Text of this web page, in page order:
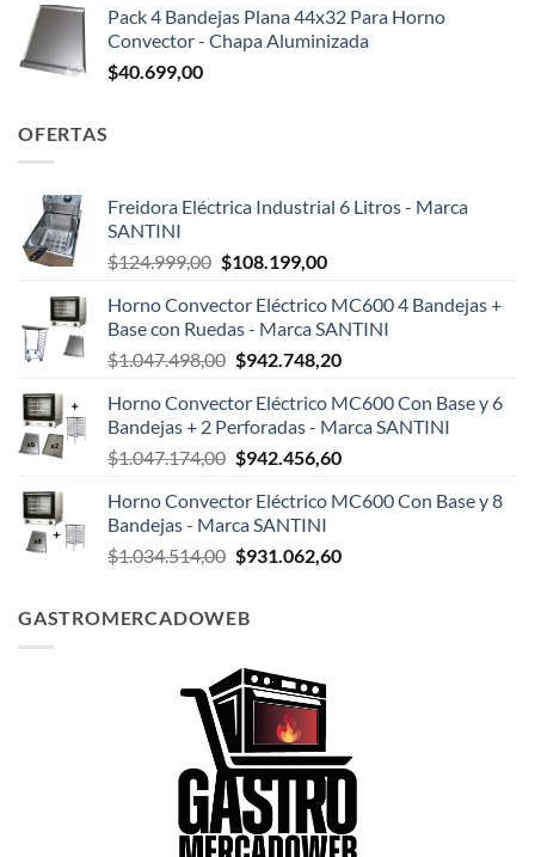
Pack 4 Bandejas Plana 44x32 Para Horno
Convector - Chapa Aluminizada
$40.699,00
OFERTAS
Freidora Eléctrica Industrial 6 Litros - Marca
SANTINI
$124.999,00 El
original
era:
$124.999,00.
$108.199,00El
actual
es:
$108.199,00.
Horno Convector Eléctrico MC600 4 Bandejas +
Base con Ruedas - Marca SANTINI
$1.047.498,00 El
original
era:
$1.047.498,00.
$942.748,20El
actual
es:
$942.748,20.
Horno Convector Eléctrico MC600 Con Base y 6
Bandejas + 2 Perforadas - Marca SANTINI
$1.047.174,00 El
original
era:
$1.047.174,00.
$942.456,60El
actual
$942.456,60.
Horno Convector Eléctrico MC600 Con Base y 8
Bandejas - Marca SANTINI
$1.034.514,00 El
era:
$931.062,60El
GASTROMERCADOWEB